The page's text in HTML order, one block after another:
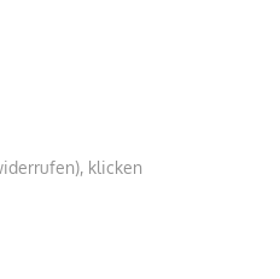
klicken